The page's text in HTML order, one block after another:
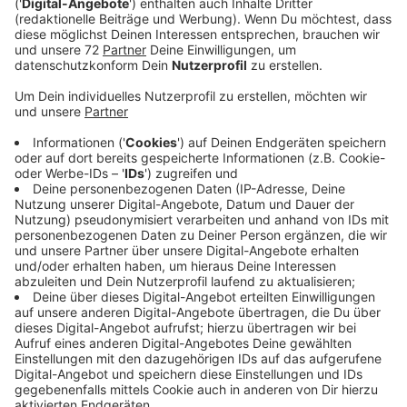
Anzeige
Was geht besser in...
Das ist unsere Reihe vor der
Kommunalwahl im September. Wir berichten aus allen
Emsdetten dran und Bürgermeister Kellner hat sich zu
den Tauben und der Frau, die sie versorgt, geäußert.
Ein großes Thema in Emsdetten. Trotz Verbot füttert
sie weiter. Für die Stadt Emsdetten ein großes
Ärgernis und eine große Belastung. RADIO RST hat
exklusiv mit der Frau gesprochen. Ein Podcast mit
RADIO RST-Redakteur Patrick Melz.
(Der Name der Frau ist der Redaktion bekannt.)
Anzeige